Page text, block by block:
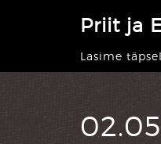
Priit ja
Lasime